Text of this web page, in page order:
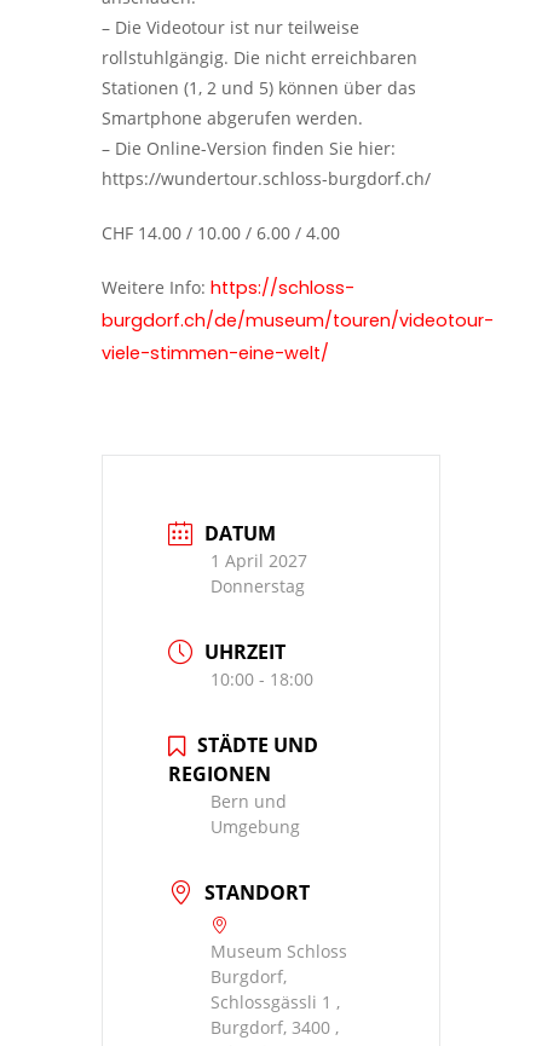
– Die Videotour ist nur teilweise
rollstuhlgängig. Die nicht erreichbaren
Stationen (1, 2 und 5) können über das
Smartphone abgerufen werden.
– Die Online-Version finden Sie hier:
https://wundertour.schloss-burgdorf.ch/
CHF 14.00 / 10.00 / 6.00 / 4.00
Weitere Info: https://schloss-
burgdorf.ch/de/museum/touren/videotour-
viele-stimmen-eine-welt/
DATUM
1 April 2027
Donnerstag
UHRZEIT
10:00 - 18:00
STÄDTE UND
REGIONEN
Bern und
Umgebung
STANDORT
Museum Schloss
Burgdorf,
Schlossgässli 1 ,
Burgdorf, 3400 ,